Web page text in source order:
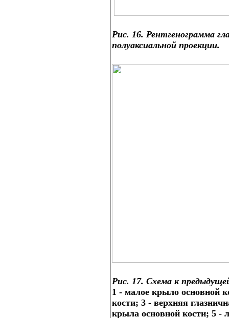
Рис. 16. Рентгенограмма
полуаксиальной проекции.
Рис. 17. Схема к
1 - малое крыло основной
кости; 3 - верхняя
крыла основной кости; 5 -